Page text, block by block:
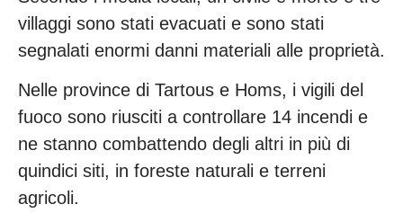
villaggi sono stati evacuati e sono stati
segnalati enormi danni materiali alle proprietà.
Nelle province di Tartous e Homs, i vigili del
fuoco sono riusciti a controllare 14 incendi e
ne stanno combattendo degli altri in più di
quindici siti, in foreste naturali e terreni
agricoli.